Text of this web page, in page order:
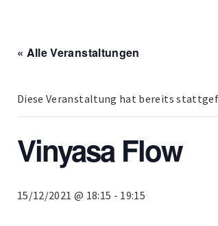
« Alle Veranstaltungen
Diese Veranstaltung hat bereits
Vinyasa Flow
15/12/2021 @ 18:15 - 19:15